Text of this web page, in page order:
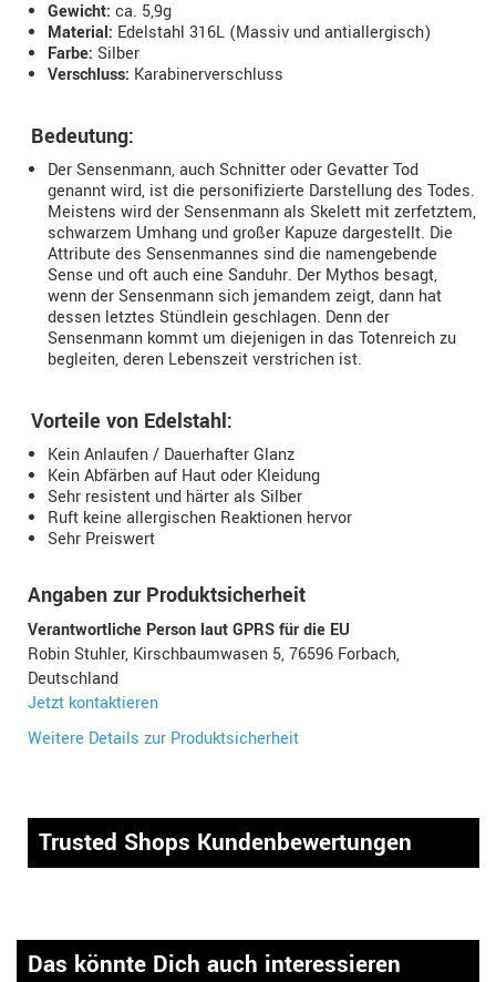
Gewicht: ca. 5,9g
Material: Edelstahl 316L (Massiv und antiallergisch)
Farbe: Silber
Verschluss: Karabinerverschluss
Bedeutung:
Der Sensenmann, auch Schnitter oder Gevatter Tod
genannt wird, ist die personifizierte Darstellung des Todes.
Meistens wird der Sensenmann als Skelett mit zerfetztem,
schwarzem Umhang und großer Kapuze dargestellt. Die
Attribute des Sensenmannes sind die namengebende
Sense und oft auch eine Sanduhr. Der Mythos besagt,
wenn der Sensenmann sich jemandem zeigt, dann hat
dessen letztes Stündlein geschlagen. Denn der
Sensenmann kommt um diejenigen in das Totenreich zu
begleiten, deren Lebenszeit verstrichen ist.
Vorteile von Edelstahl:
Kein Anlaufen / Dauerhafter Glanz
Kein Abfärben auf Haut oder Kleidung
Sehr resistent und härter als Silber
Ruft keine allergischen Reaktionen hervor
Sehr Preiswert
Angaben zur Produktsicherheit
Verantwortliche Person laut GPRS für die EU
Robin Stuhler, Kirschbaumwasen 5, 76596 Forbach,
Deutschland
Jetzt kontaktieren
Weitere Details zur Produktsicherheit
Trusted Shops Kundenbewertungen
Das könnte Dich auch interessieren